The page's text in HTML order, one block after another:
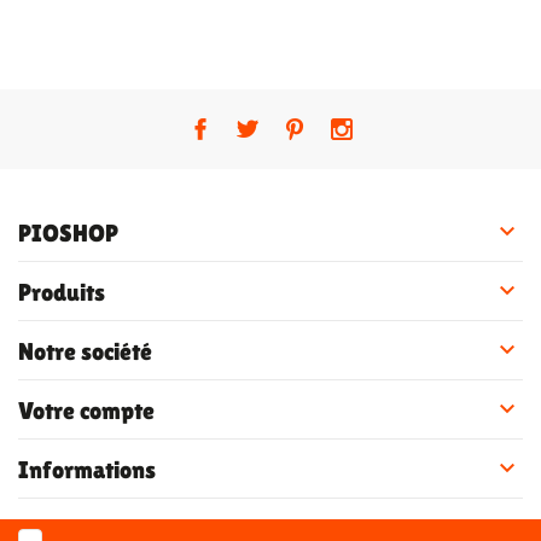
PIOSHOP 
Produits 
Notre société 
Votre compte 
Informations 